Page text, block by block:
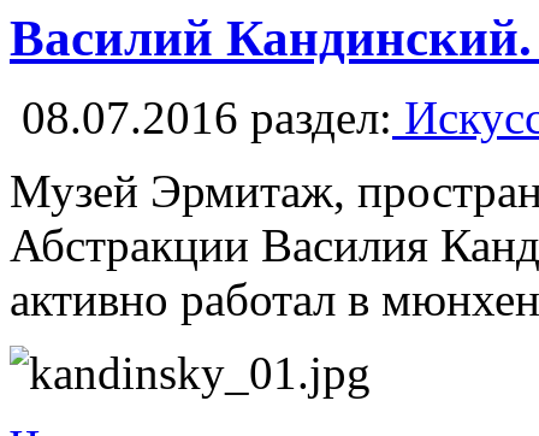
Василий Кандинский.
08.07.2016 раздел:
Музей Эрмитаж,
Абстракции Василия
активно работал в